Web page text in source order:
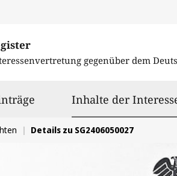
gegenüber dem
Inhalte der
Details zu SG2406050027